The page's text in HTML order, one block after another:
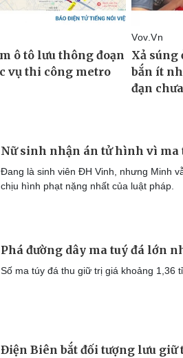
Nữ sinh nhận án tử hình vì ma
Đang là sinh viên ĐH Vinh, nhưng Minh
chịu hình phạt nặng nhất của luật pháp.
Phá đường dây ma tuý đá lớn
Số ma túy đá thu giữ trị giá khoảng 1,36 tỉ
Điện Biên bắt đối tượng lưu giữ